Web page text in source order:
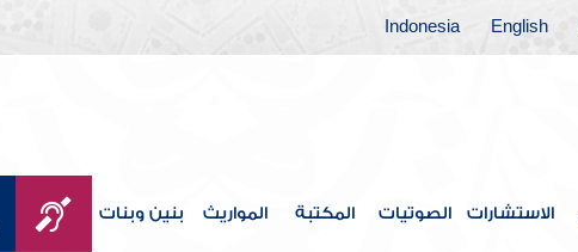
English
Indonesia
الاستشارات الصوتيات المكتبة المواريث بنين وبنات